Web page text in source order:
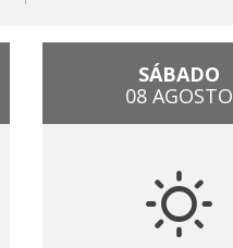
SÁBADO
08 AGOSTO